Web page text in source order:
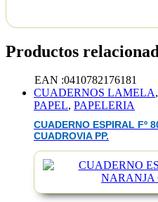
EAN :0410782176181
Productos
CUADERNOS LAMELA,
PAPEL, PAPELERIA
CUADERNO ESPIRAL Fº
CUADROVIA PP.